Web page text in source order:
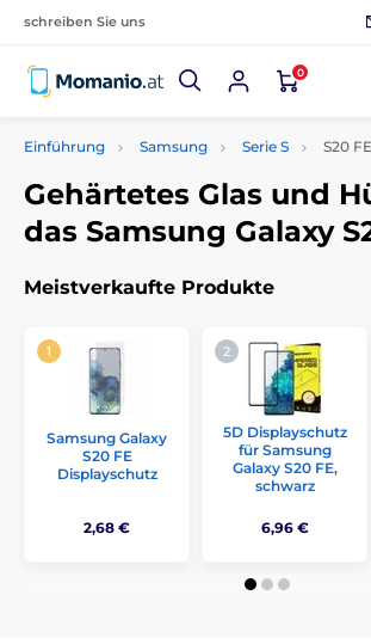
schreiben Sie uns
0
Einführung Samsung Serie S S20 FE
Gehärtetes Glas und
das Samsung Galaxy
Meistverkaufte Produkte
Samsung Galaxy
S20 FE
Displayschutz
2,68 €
5D Displayschutz
für Samsung
Galaxy S20 FE,
schwarz
6,96 €